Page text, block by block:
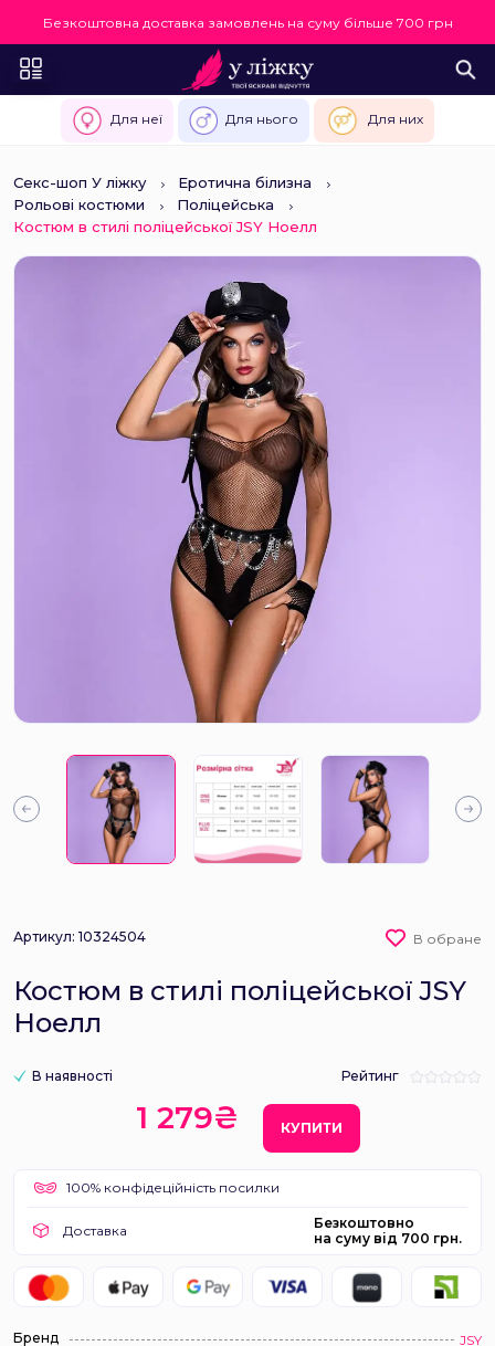
Безкоштовна доставка замовлень на суму більше 700 грн
Для неї Для нього Для них
Секс-шоп У ліжку
Еротична білизна
Рольові костюми
Поліцейська
Костюм в стилі поліцейської JSY Ноелл
Артикул: 10324504 В обране
Костюм в стилі поліцейської JSY
Ноелл
В наявності Рейтинг
1 279₴ КУПИТИ
100% конфідеційність посилки
Доставка
Безкоштовно
на суму від 700 грн.
Бренд JSY